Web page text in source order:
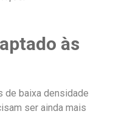
às
de baixa densidade
ser ainda mais